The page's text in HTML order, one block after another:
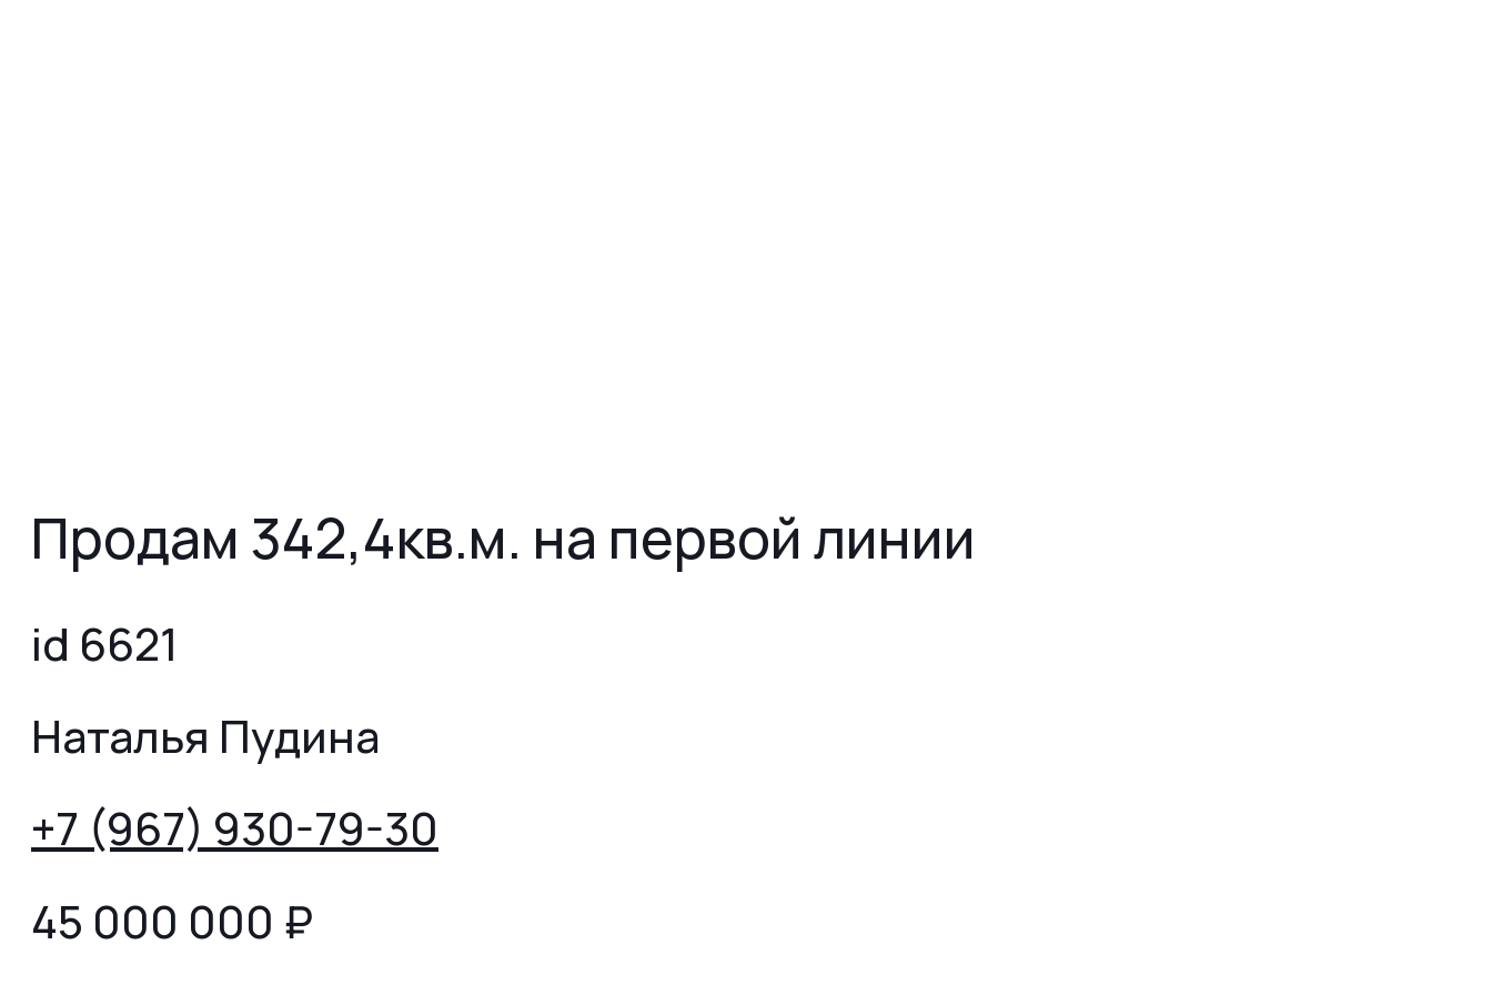
Продам 342,4кв.м. на первой линии
id 6621
Наталья Пудина
+7 (967) 930-79-30
45 000 000 ₽